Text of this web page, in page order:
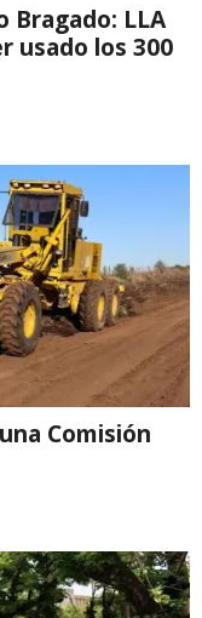
Bragado: LLA
usado los 300
Comisión